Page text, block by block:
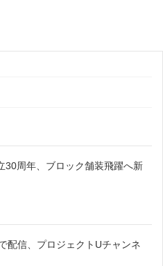
30周年、ブロック舗装飛躍へ新
配信、プロジェクトUチャンネ